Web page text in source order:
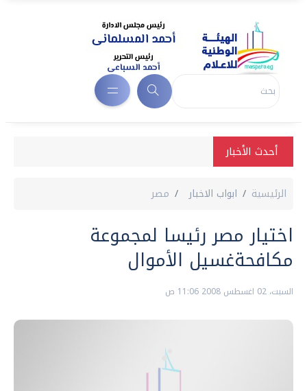
أحدث الأخبار
الرئيسية ابواب الاخبار مصر
اختيار مصر رئيسا لمجموعة
مكافحةغسيل الأموال
السبت، 02 اغسطس 2008 11:06 ص